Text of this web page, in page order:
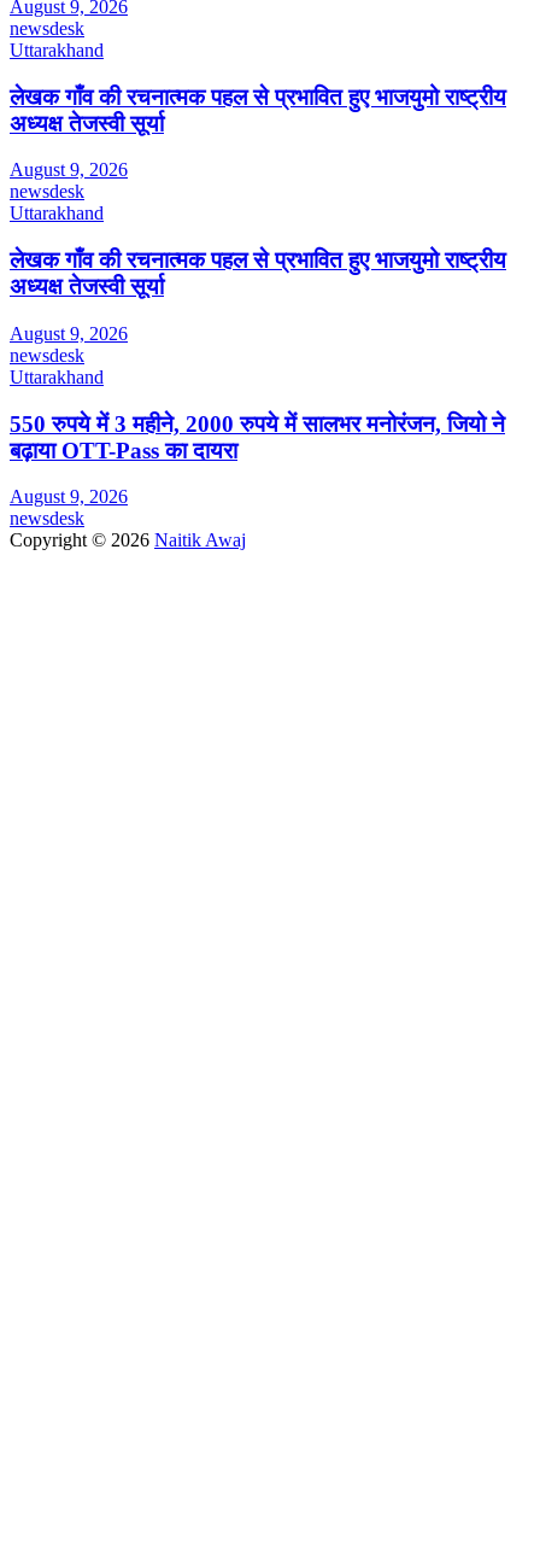
August 9, 2026
newsdesk
Uttarakhand
लेखक गाँव की रचनात्मक पहल से प्रभावित हुए भाजयुमो राष्ट्रीय
अध्यक्ष तेजस्वी सूर्या
August 9, 2026
newsdesk
Uttarakhand
लेखक गाँव की रचनात्मक पहल से प्रभावित हुए भाजयुमो राष्ट्रीय
अध्यक्ष तेजस्वी सूर्या
August 9, 2026
newsdesk
Uttarakhand
550 रुपये में 3 महीने, 2000 रुपये में सालभर मनोरंजन, जियो ने
बढ़ाया OTT-Pass का दायरा
August 9, 2026
newsdesk
Copyright © 2026 Naitik Awaj